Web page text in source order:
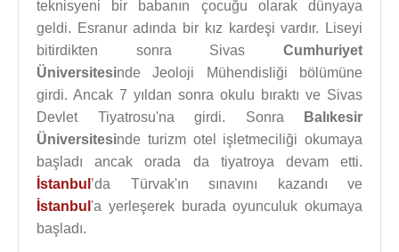
teknisyeni bir babanın çocuğu olarak dünyaya
geldi. Esranur adında bir kız kardeşi vardır. Liseyi
bitirdikten sonra Sivas Cumhuriyet
Üniversitesinde Jeoloji Mühendisliği bölümüne
girdi. Ancak 7 yıldan sonra okulu bıraktı ve Sivas
Devlet Tiyatrosu'na girdi. Sonra
Balıkesir
Üniversitesinde turizm otel işletmeciliği okumaya
başladı ancak orada da tiyatroya devam etti.
İstanbul ’da Türvak'ın sınavını kazandı ve
İstanbul 'a yerleşerek burada oyunculuk okumaya
başladı.